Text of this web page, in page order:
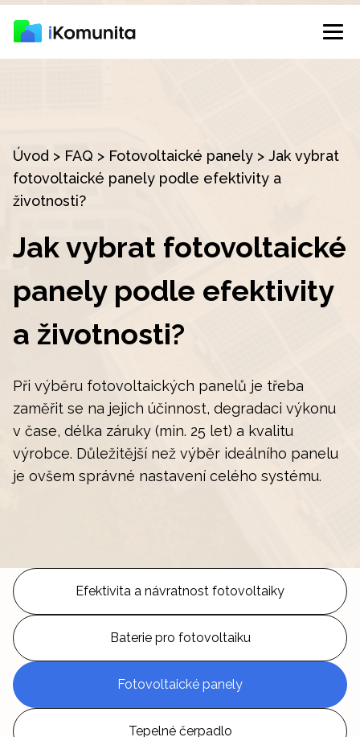
Úvod > FAQ > Fotovoltaické panely > Jak vybrat
fotovoltaické panely podle efektivity a
životnosti?
Jak vybrat fotovoltaické
panely podle efektivity
a životnosti?
Při výběru fotovoltaických panelů je třeba
zaměřit se na jejich účinnost, degradaci výkonu
v čase, délka záruky (min. 25 let) a kvalitu
výrobce. Důležitější než výběr ideálního panelu
je ovšem správné nastavení celého systému.
Efektivita a návratnost fotovoltaiky
Baterie pro fotovoltaiku
Fotovoltaické panely
Tepelné čerpadlo